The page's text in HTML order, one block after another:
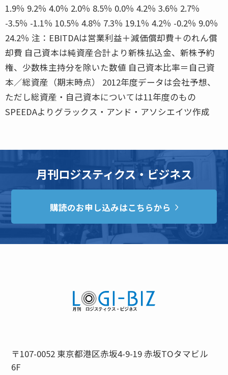
1.9％ 9.2％ 4.0％ 2.0％ 8.5％ 0.0％ 4.2％ 3.6％ 2.7％
-3.5％ -1.1％ 10.5％ 4.8％ 7.3％ 19.1％ 4.2％ -0.2％ 9.0％
24.2％ 注：EBITDAは営業利益＋減価償却費＋のれん償
却費 自己資本は純資産合計より新株払込金、新株予約
権、少数株主持分を除いた数値 自己資本比率＝自己資
本／総資産（期末時点） 2012年度データは会社予想、
ただし総資産・自己資本については11年度のもの
SPEEDAよりグラックス・アンド・アソシエイツ作成
月刊ロジスティクス・ビジネス
購読のお申し込みはこちらから
〒107-0052 東京都港区赤坂4-9-19 赤坂TOタマビル
6F